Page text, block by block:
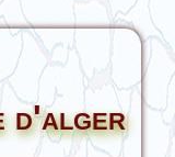
d'alger